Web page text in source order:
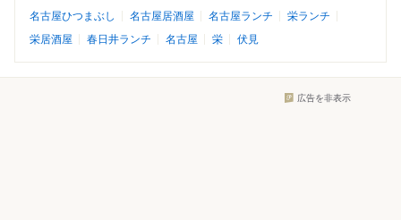
名古屋ひつまぶし 名古屋居酒屋 名古屋ランチ
栄ランチ
栄居酒屋
春日井ランチ 名古屋 栄 伏見
広告を非表示